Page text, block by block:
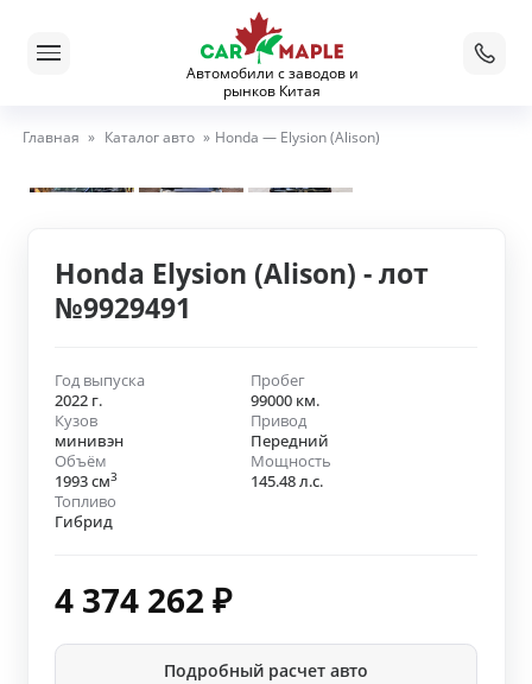
Автомобили с заводов и
рынков Китая
Главная » Каталог авто » Honda — Elysion (Alison)
Honda Elysion (Alison) - лот
№9929491
Год выпуска
2022 г.
Пробег
99000 км.
Кузов
минивэн
Привод
Передний
Объём
1993 см3
Мощность
145.48 л.с.
Топливо
Гибрид
4 374 262 ₽
Подробный расчет авто